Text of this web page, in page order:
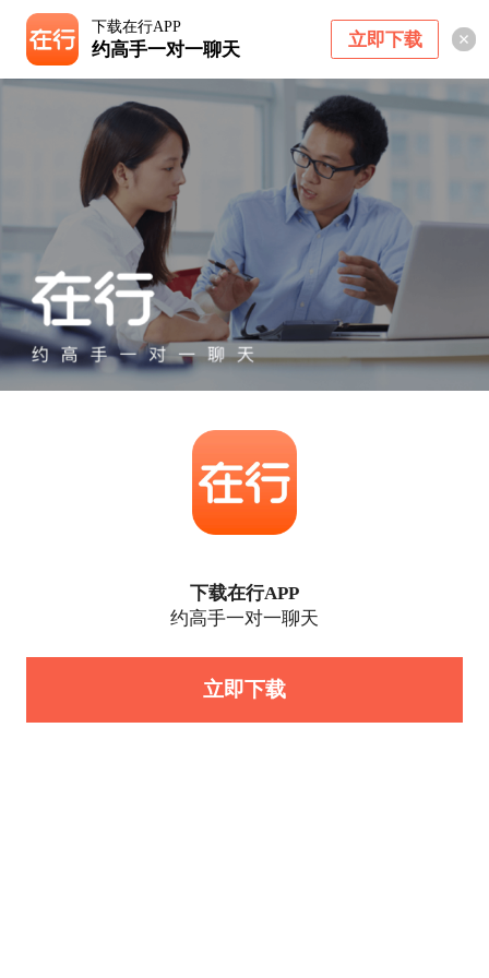
下载在行APP
约高手一对一聊天 立即下载
下载在行APP
约高手一对一聊天
立即下载